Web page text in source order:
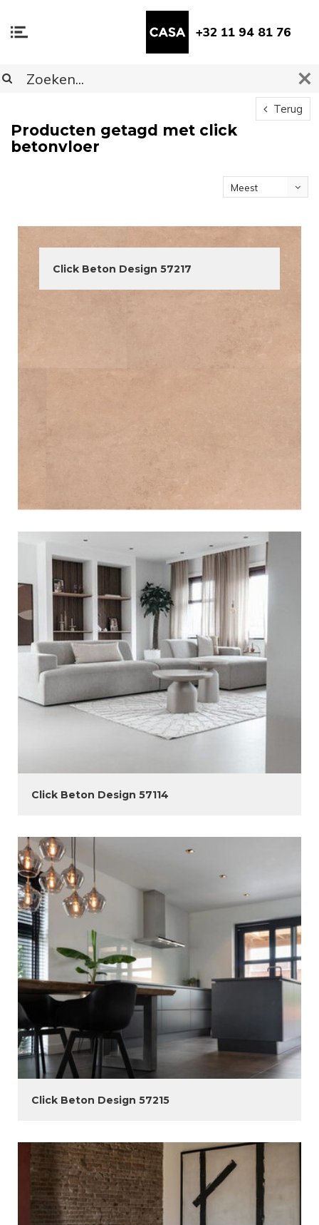
+32 11 94 81 76
Terug
Producten getagd met click
betonvloer
Meest
Click Beton Design 57217
Click Beton Design 57114
Click Beton Design 57215